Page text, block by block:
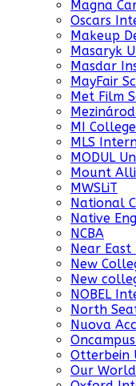
Magna
Oscars
Makeup
Masaryk
Masdar
MayFair
Met Film
MI College
MLS
MODUL
Mount
MWSLiT
National
Native
NCBA
Near East
New
New
NOBEL
North
Nuova
Otterbein
Our